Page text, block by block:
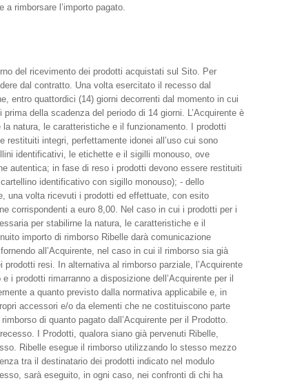
rimborsare l’importo pagato.
del ricevimento dei prodotti acquistati sul Sito. Per
dal contratto. Una volta esercitato il recesso dal
entro quattordici (14) giorni decorrenti dal momento in cui
della scadenza del periodo di 14 giorni. L’Acquirente è
natura, le caratteristiche e il funzionamento. I prodotti
integri, perfettamente idonei all’uso cui sono
identificativi, le etichette e il sigilli monouso, ove
autentica; in fase di reso i prodotti devono essere restituiti
identificativo con sigillo monouso); - dello
una volta ricevuti i prodotti ed effettuate, con esito
corrispondenti a euro 8,00. Nel caso in cui i prodotti per i
per stabilirne la natura, le caratteristiche e il
importo di rimborso Ribelle darà comunicazione
all’Acquirente, nel caso in cui il rimborso sia già
resi. In alternativa al rimborso parziale, l’Acquirente
prodotti rimarranno a disposizione dell’Acquirente per il
a quanto previsto dalla normativa applicabile e, in
accessori e/o da elementi che ne costituiscono parte
di quanto pagato dall’Acquirente per il Prodotto.
I Prodotti, qualora siano già pervenuti Ribelle,
Ribelle esegue il rimborso utilizzando lo stesso mezzo
tra il destinatario dei prodotti indicato nel modulo
sarà eseguito, in ogni caso, nei confronti di chi ha